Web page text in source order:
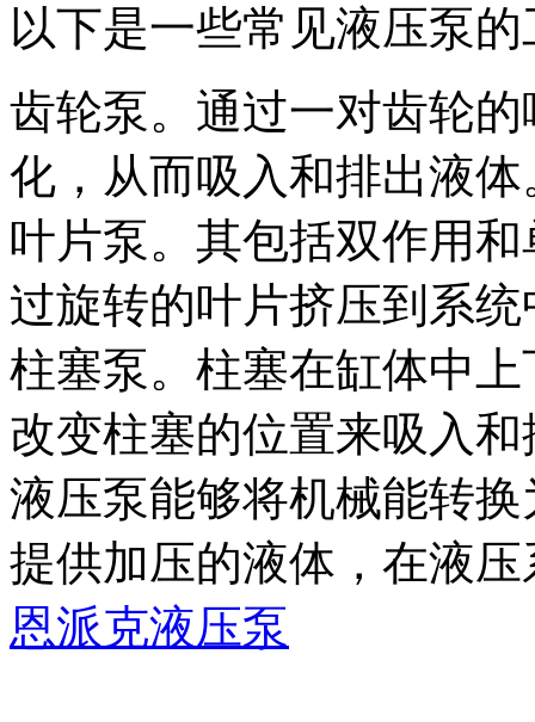
以下是一些常见液压泵
齿轮泵。通过一对齿轮
化，从而吸入和排出液体
叶片泵。其包括双作用
过旋转的叶片挤压到系统
柱塞泵。柱塞在缸体中
改变柱塞的位置来吸入
液压泵能够将机械能转
提供加压的液体，在液
恩派克液压泵